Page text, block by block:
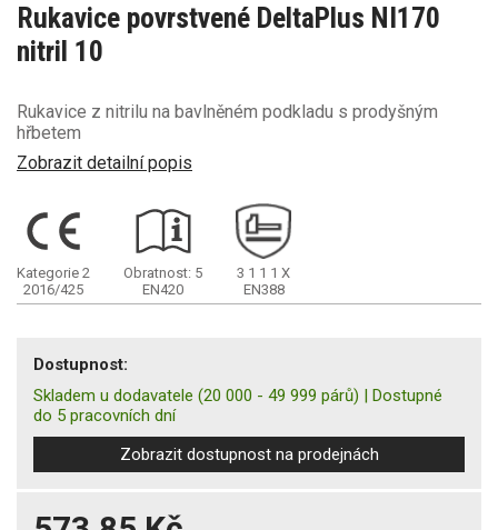
Rukavice povrstvené DeltaPlus NI170
nitril 10
Rukavice z nitrilu na bavlněném podkladu s prodyšným
hřbetem
Zobrazit detailní popis
Kategorie 2
2016/425
Obratnost: 5
EN420
3 1 1 1 X
EN388
Dostupnost:
Skladem u dodavatele (20 000 - 49 999 párů) | Dostupné
do 5 pracovních dní
Zobrazit dostupnost na prodejnách